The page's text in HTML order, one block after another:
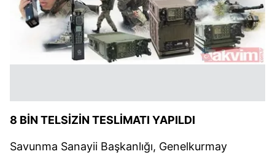
8 BİN TELSİZİN TESLİMATI YAPILDI
Savunma Sanayii Başkanlığı, Genelkurmay